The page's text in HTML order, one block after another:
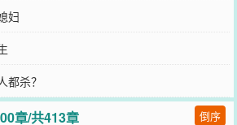
妇
都杀？
章/共413章 倒序